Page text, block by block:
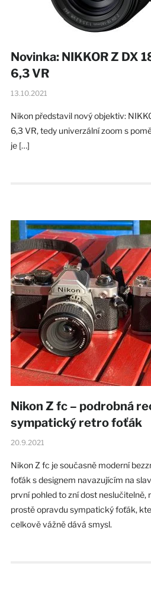
Novinka: NIKKOR Z DX
6,3 VR
13.10.2021
Nikon představil nový objektiv:
6,3 VR, tedy univerzální zoom s
je […]
Nikon Z fc – podrobná
sympatický retro foťák
20.9.2021
Nikon Z fc je současně moderní
foťák s designem navazujícím na
první pohled to zní dost neslučitelně,
prostě opravdu sympatický foťák,
celkově vážně dává smysl.